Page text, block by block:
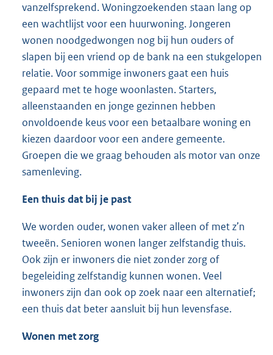
vanzelfsprekend. Woningzoekenden staan lang op
een wachtlijst voor een huurwoning. Jongeren
wonen noodgedwongen nog bij hun ouders of
slapen bij een vriend op de bank na een stukgelopen
relatie. Voor sommige inwoners gaat een huis
gepaard met te hoge woonlasten. Starters,
alleenstaanden en jonge gezinnen hebben
onvoldoende keus voor een betaalbare woning en
kiezen daardoor voor een andere gemeente.
Groepen die we graag behouden als motor van onze
samenleving.
Een thuis dat bij je past
We worden ouder, wonen vaker alleen of met z’n
tweeën. Senioren wonen langer zelfstandig thuis.
Ook zijn er inwoners die niet zonder zorg of
begeleiding zelfstandig kunnen wonen. Veel
inwoners zijn dan ook op zoek naar een alternatief;
een thuis dat beter aansluit bij hun levensfase.
Wonen met zorg